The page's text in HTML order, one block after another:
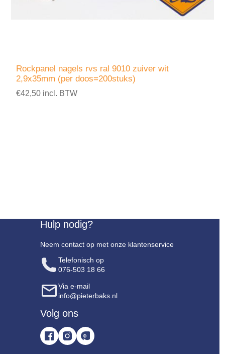
Rockpanel nagels rvs ral 9010 zuiver wit
2,9x35mm (per doos=200stuks)
€42,50 incl. BTW
Hulp nodig?
Neem contact op met onze klantenservice
Telefonisch op
076-503 18 66
Via e-mail
info@pieterbaks.nl
Volg ons